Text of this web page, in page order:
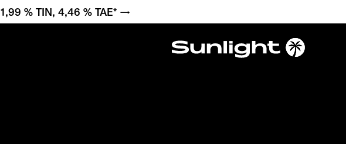
% TIN, 4,46 % TAE* →